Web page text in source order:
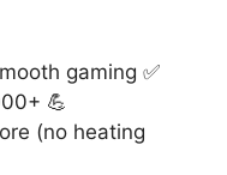
gaming ✅
💪
(no heating